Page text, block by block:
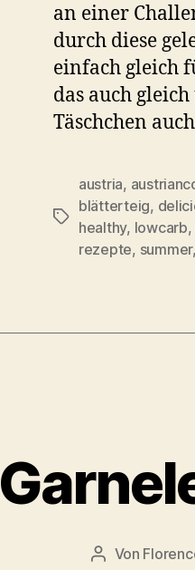
an einer
durch diese
einfach gleich
das auch
Täschchen
Schlagwörter
austria,
blätterteig,
healthy, lowcarb,
rezepte, summer
Beitragsautor
Von